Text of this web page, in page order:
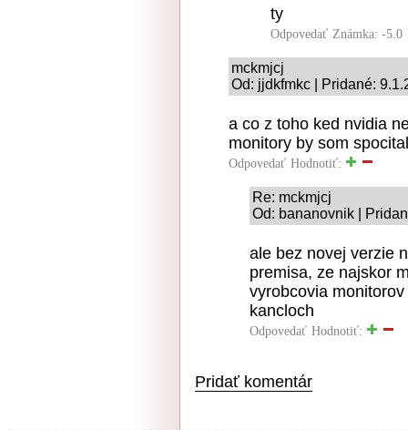
ty
Odpovedať Známka: -5.0
mckmjcj
Od: jjdkfmkc | Pridané:
a co z toho ked nvidia
monitory by som
Odpovedať Hodnotiť:
Re: mckmjcj
Od: bananovnik |
ale bez novej verzie
premisa, ze najskor
vyrobcovia
kancloch
Odpovedať Hodnotiť:
Pridať komentár